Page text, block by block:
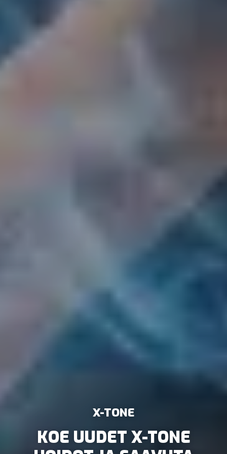
TUTUSTU MEIHIN
X-TONE
KOE UUDET X-TONE
UUSI KULKUKORTINLUKIJA
VERKKOKAUPPA &
KAVERIKAMPANJA